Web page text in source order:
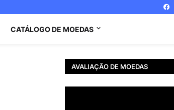
CATÁLOGO DE MOEDAS
AVALIAÇÃO DE MOEDAS